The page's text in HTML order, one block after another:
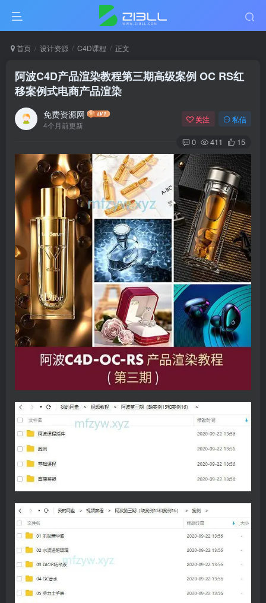
首页 设计资源 C4D课程 正文
阿波C4D产品渲染教程第三期高级案例 OC RS红
移案例式电商产品渲染
免费资源网
4个月前更新
关注 私信
0 411 15